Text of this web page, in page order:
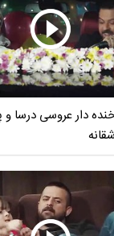
دار عروسی درسا و